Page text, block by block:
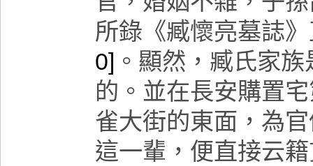
所錄《臧懷亮墓誌
0] 。顯然，臧氏家
的。並在長安購置
雀大街的東面，為
這一輩，便直接云